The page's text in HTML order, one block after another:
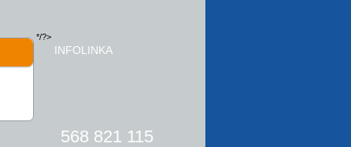
*/?>
INFOLINKA
568 821 115